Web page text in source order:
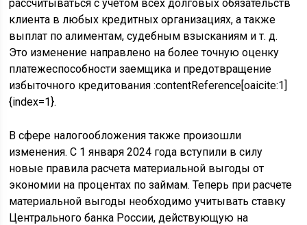
рассчитываться с учетом всех долговых обязательств
клиента в любых кредитных организациях, а также
выплат по алиментам, судебным взысканиям и т. д.
Это изменение направлено на более точную оценку
платежеспособности заемщика и предотвращение
избыточного кредитования :contentReference[oaicite:1]
{index=1}.
В сфере налогообложения также произошли
изменения. С 1 января 2024 года вступили в силу
новые правила расчета материальной выгоды от
экономии на процентах по займам. Теперь при расчете
материальной выгоды необходимо учитывать ставку
Центрального банка России, действующую на